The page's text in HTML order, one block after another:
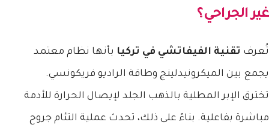
غير الجراحي؟
تُعرف تقنية الفيفاتشي في تركيا بأنها نظام معتمد
يجمع بين الميكرونيدلينج وطاقة الراديو فريكونسي.
تخترق الإبر المطلية بالذهب الجلد لإيصال الحرارة للأدمة
مباشرة بفاعلية. بناءً على ذلك، تحدث عملية التئام جروح